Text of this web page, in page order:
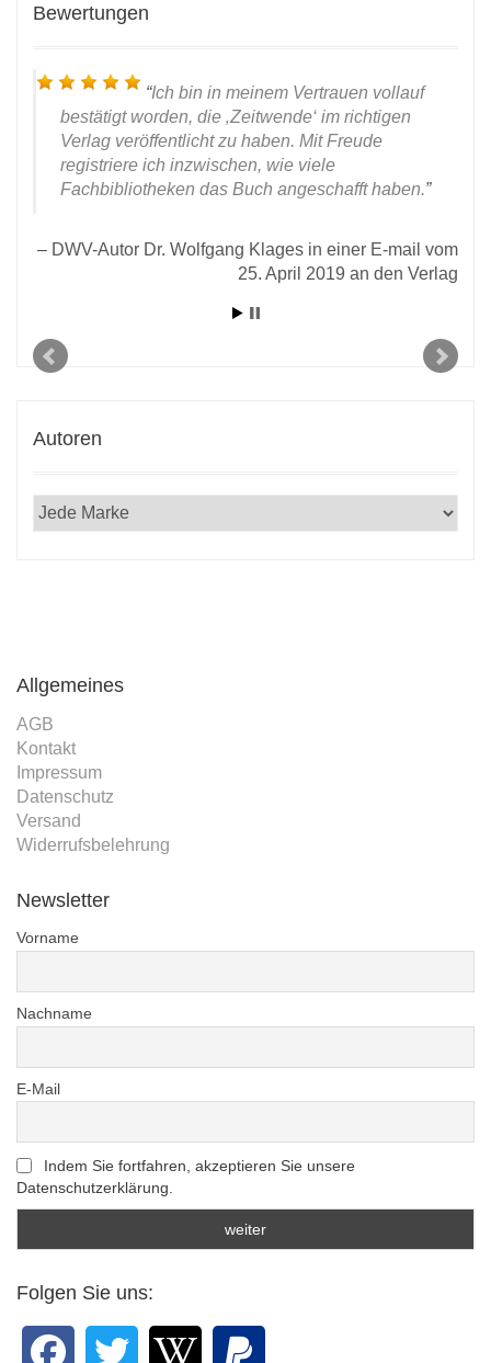
Bewertungen
Ich bin in meinem Vertrauen vollauf
bestätigt worden, die ‚Zeitwende‘ im richtigen
Verlag veröffentlicht zu haben. Mit Freude
registriere ich inzwischen, wie viele
Fachbibliotheken das Buch angeschafft haben.
DWV-Autor Dr. Wolfgang Klages in einer E-mail vom
25. April 2019 an den Verlag
Autoren
Allgemeines
AGB
Kontakt
Impressum
Datenschutz
Versand
Widerrufsbelehrung
Newsletter
Vorname
Nachname
E-Mail
Indem Sie fortfahren, akzeptieren Sie unsere
Datenschutzerklärung.
Folgen Sie uns: